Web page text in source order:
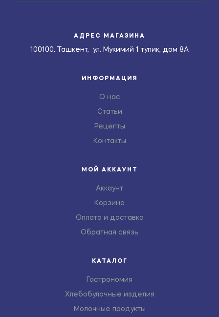
АДРЕС МАГАЗИНА
100100, Ташкент, ул. Мукимий 1 тупик, дом 8А
ИНФОРМАЦИЯ
О нас
Статьи
Рецепты
Контакты
МОЙ АККАУНТ
Аккаунт
Корзина
Оплата и доставка
Обратная связь
КАТАЛОГ
Гастрономия
Хлебобулочные изделия
Молочные продукты